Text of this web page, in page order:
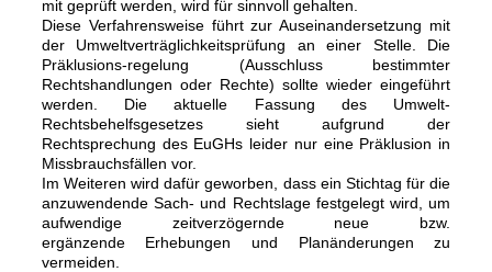
mit geprüft werden, wird für sinnvoll gehalten.
Diese Verfahrensweise führt zur Auseinandersetzung mit
der Umweltverträglichkeitsprüfung an einer Stelle. Die
Präklusions-regelung (Ausschluss bestimmter
Rechtshandlungen oder Rechte) sollte wieder eingeführt
werden. Die aktuelle Fassung des Umwelt-
Rechtsbehelfsgesetzes sieht aufgrund der
Rechtsprechung des EuGHs leider nur eine Präklusion in
Missbrauchsfällen vor.
Im Weiteren wird dafür geworben, dass ein Stichtag für die
anzuwendende Sach- und Rechtslage festgelegt wird, um
aufwendige zeitverzögernde neue bzw.
ergänzende Erhebungen und Planänderungen zu
vermeiden.